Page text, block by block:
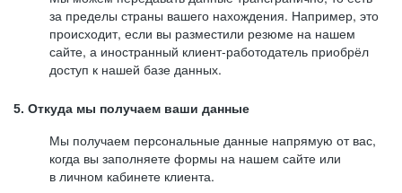
за пределы страны вашего нахождения. Например, это
происходит, если вы разместили резюме на нашем
сайте, а иностранный клиент-работодатель приобрёл
доступ к нашей базе данных.
5. Откуда мы получаем ваши данные
Мы получаем персональные данные напрямую от вас,
когда вы заполняете формы на нашем сайте или
в личном кабинете клиента.